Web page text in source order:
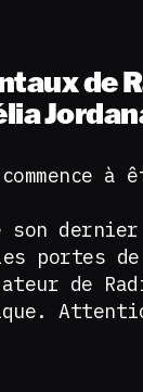
de
à
dernier
portes
de